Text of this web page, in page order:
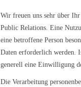
Wir freuen uns sehr über
Public Relations. Eine
eine betroffene Person
Daten erforderlich werden.
generell eine Einwilligung
Die Verarbeitung